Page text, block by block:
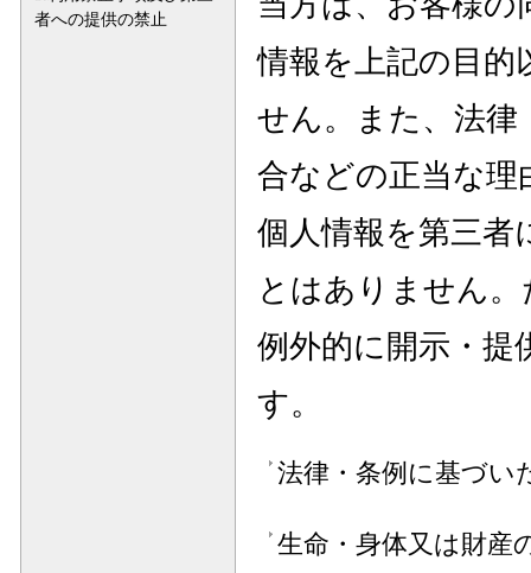
者への提供の禁止
情報を上記の目的
せん。また、法律
合などの正当な
個人情報を第三者
とはありません
例外的に開示・提
す。
法律・条例に基づい
生命・身体又は財産